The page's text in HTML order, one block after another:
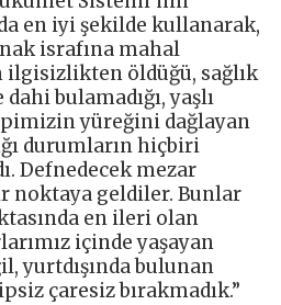
en iyi şekilde kullanarak,
israfına mahal
ilgisizlikten öldüğü, sağlık
bulamadığı, yaşlı
yüreğini dağlayan
durumların hiçbiri
Defnedecek mezar
noktaya geldiler. Bunlar
en ileri olan
içinde yaşayan
yurtdışında bulunan
çaresiz bırakmadık.”